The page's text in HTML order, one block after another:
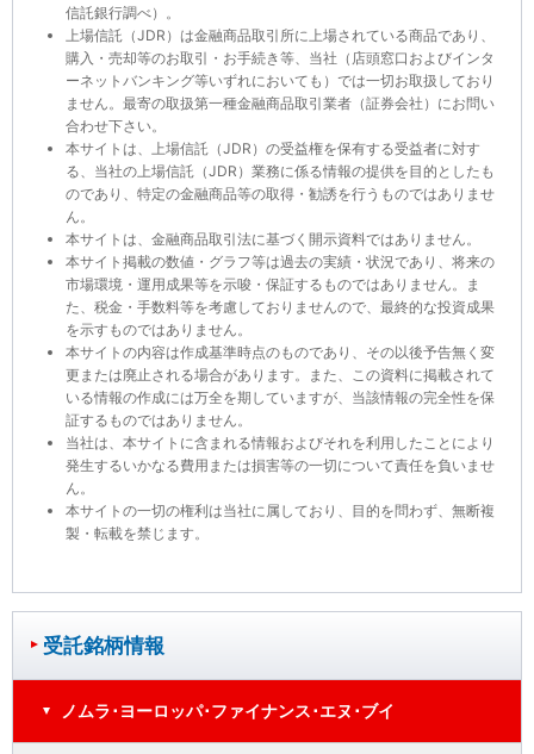
受託銘柄情報
ノムラ･ヨーロッパ･ファイナンス･エヌ･ブイ
信託銀行調べ）。
上場信託（JDR）は金融商品取引所に上場されている商品であり、
購入・売却等のお取引・お手続き等、当社（店頭窓口およびインタ
ーネットバンキング等いずれにおいても）では一切お取扱しており
ません。最寄の取扱第一種金融商品取引業者（証券会社）にお問い
合わせ下さい。
本サイトは、上場信託（JDR）の受益権を保有する受益者に対す
る、当社の上場信託（JDR）業務に係る情報の提供を目的としたも
のであり、特定の金融商品等の取得・勧誘を行うものではありませ
ん。
本サイトは、金融商品取引法に基づく開示資料ではありません。
本サイト掲載の数値・グラフ等は過去の実績・状況であり、将来の
市場環境・運用成果等を示唆・保証するものではありません。ま
た、税金・手数料等を考慮しておりませんので、最終的な投資成果
を示すものではありません。
本サイトの内容は作成基準時点のものであり、その以後予告無く変
更または廃止される場合があります。また、この資料に掲載されて
いる情報の作成には万全を期していますが、当該情報の完全性を保
証するものではありません。
当社は、本サイトに含まれる情報およびそれを利用したことにより
発生するいかなる費用または損害等の一切について責任を負いませ
ん。
本サイトの一切の権利は当社に属しており、目的を問わず、無断複
製・転載を禁じます。